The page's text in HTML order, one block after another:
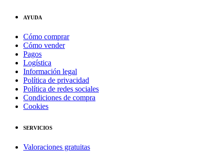
AYUDA
Cómo comprar
Cómo vender
Pagos
Logística
Información legal
Política de privacidad
Política de redes sociales
Condiciones de compra
Cookies
SERVICIOS
Valoraciones gratuitas